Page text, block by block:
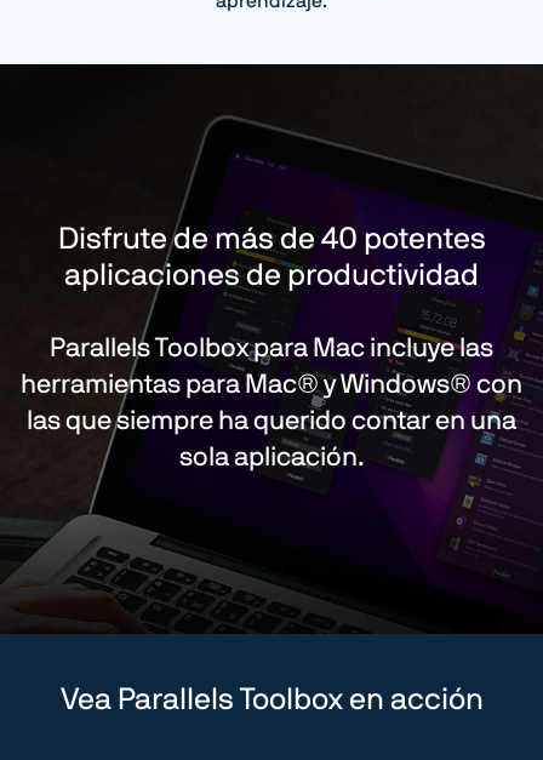
Disfrute de más de 40 potentes
aplicaciones de productividad
Parallels Toolbox para Mac incluye las
herramientas para Mac® y Windows® con
las que siempre ha querido contar en una
sola aplicación.
Vea Parallels Toolbox en acción